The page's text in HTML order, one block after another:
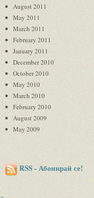
August 2011
May 2011
March 2011
February 2011
January 2011
December 2010
October 2010
May 2010
March 2010
February 2010
August 2009
May 2009
RSS - Абонирай се!